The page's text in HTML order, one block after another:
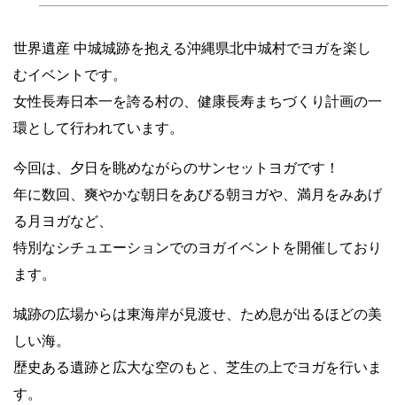
世界遺産 中城城跡を抱える沖縄県北中城村でヨガを楽し
むイベントです。
女性長寿日本一を誇る村の、健康長寿まちづくり計画の一
環として行われています。
今回は、夕日を眺めながらのサンセットヨガです！
年に数回、爽やかな朝日をあびる朝ヨガや、満月をみあげ
る月ヨガなど、
特別なシチュエーションでのヨガイベントを開催しており
ます。
城跡の広場からは東海岸が見渡せ、ため息が出るほどの美
しい海。
歴史ある遺跡と広大な空のもと、芝生の上でヨガを行いま
す。